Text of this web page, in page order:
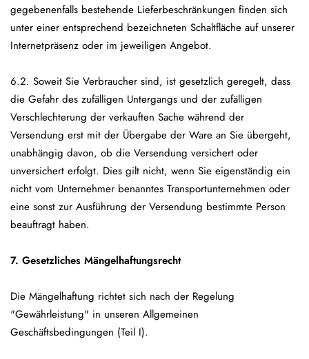
gegebenenfalls bestehende Lieferbeschränkungen finden sich
unter einer entsprechend bezeichneten Schaltfläche auf unserer
Internetpräsenz oder im jeweiligen Angebot.
6.2. Soweit Sie Verbraucher sind, ist gesetzlich geregelt, dass
die Gefahr des zufälligen Untergangs und der zufälligen
Verschlechterung der verkauften Sache während der
Versendung erst mit der Übergabe der Ware an Sie übergeht,
unabhängig davon, ob die Versendung versichert oder
unversichert erfolgt. Dies gilt nicht, wenn Sie eigenständig ein
nicht vom Unternehmer benanntes Transportunternehmen oder
eine sonst zur Ausführung der Versendung bestimmte Person
beauftragt haben.
7. Gesetzliches Mängelhaftungsrecht
Die Mängelhaftung richtet sich nach der Regelung
"Gewährleistung" in unseren Allgemeinen
Geschäftsbedingungen (Teil I).